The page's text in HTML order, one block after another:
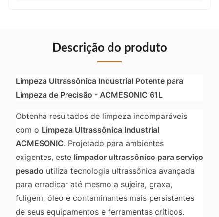
Descrição do produto
Limpeza Ultrassônica Industrial Potente para
Limpeza de Precisão - ACMESONIC 61L
Obtenha resultados de limpeza incomparáveis
com o Limpeza Ultrassônica Industrial
ACMESONIC. Projetado para ambientes
exigentes, este limpador ultrassônico para serviço
pesado utiliza tecnologia ultrassônica avançada
para erradicar até mesmo a sujeira, graxa,
fuligem, óleo e contaminantes mais persistentes
de seus equipamentos e ferramentas críticos.